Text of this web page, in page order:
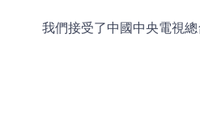
我們接受了中國中央電視